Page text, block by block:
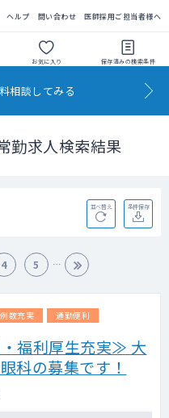
ヘルプ 問い合わせ 医師採用ご担当者様へ
お気に入り 保存済みの検索条件
相談してみる
勤求人検索結果
並べ替え 条件保存
4 5
数充実 通勤便利
福利厚生充実≫ 大
科の募集です！